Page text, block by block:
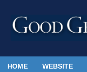
Published
HOME WEBSITE